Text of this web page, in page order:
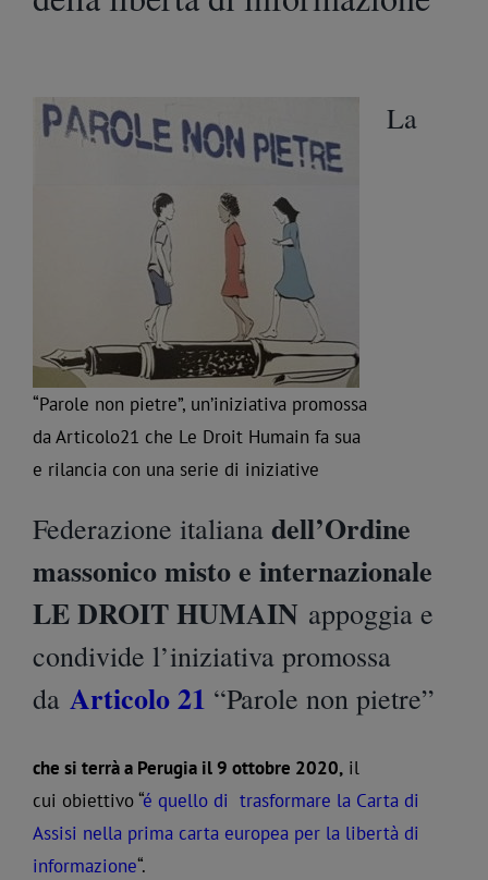
“Parole non pietre”, un’iniziativa promossa
da Articolo21 che Le Droit Humain fa sua
e rilancia con una serie di iniziative
La
Federazione italiana dell’Ordine
massonico misto e internazionale
LE DROIT HUMAIN appoggia e
condivide l’iniziativa promossa
da Articolo 21 “Parole non pietre”
che si terrà a Perugia il 9 ottobre 2020, il
cui obiettivo “é quello di trasformare la Carta di
Assisi nella prima carta europea per la libertà di
informazione“.